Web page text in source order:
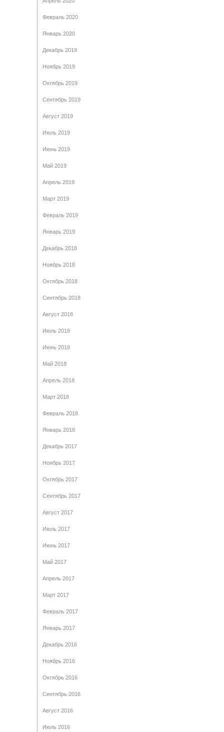
Февраль 2020
Январь 2020
Декабрь 2019
Ноябрь 2019
Октябрь 2019
Сентябрь 2019
Август 2019
Июль 2019
Июнь 2019
Май 2019
Апрель 2019
Март 2019
Февраль 2019
Январь 2019
Декабрь 2018
Ноябрь 2018
Октябрь 2018
Сентябрь 2018
Август 2018
Июль 2018
Июнь 2018
Май 2018
Апрель 2018
Март 2018
Февраль 2018
Январь 2018
Декабрь 2017
Ноябрь 2017
Октябрь 2017
Сентябрь 2017
Август 2017
Июль 2017
Июнь 2017
Май 2017
Апрель 2017
Март 2017
Февраль 2017
Январь 2017
Декабрь 2016
Ноябрь 2016
Октябрь 2016
Сентябрь 2016
Август 2016
Июль 2016